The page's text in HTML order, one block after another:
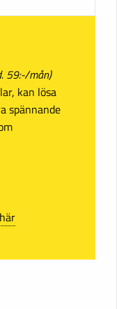
59:-/mån)
kan lösa
spännande